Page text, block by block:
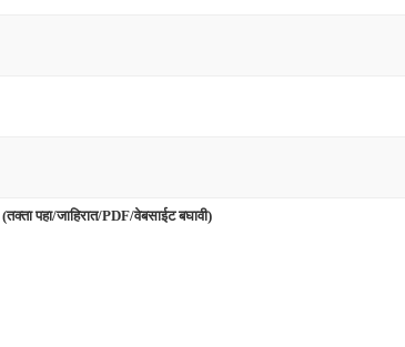
(तक्ता पहा/जाहिरात/PDF/वेबसाईट बघावी)